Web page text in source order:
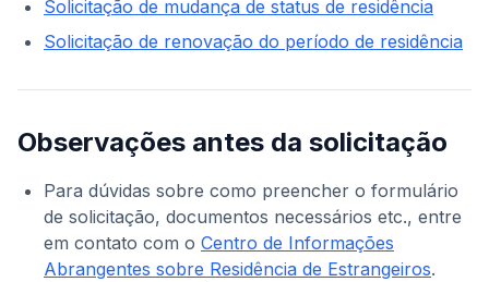
Solicitação de mudança de status de residência
Solicitação de renovação do período de residência
Observações antes da solicitação
Para dúvidas sobre como preencher o formulário
de solicitação, documentos necessários etc., entre
em contato com o Centro de Informações
Abrangentes sobre Residência de Estrangeiros.